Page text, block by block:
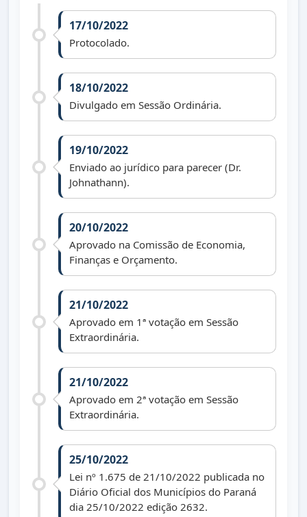
17/10/2022
Protocolado.
18/10/2022
Divulgado em Sessão Ordinária.
19/10/2022
Enviado ao jurídico para parecer (Dr.
Johnathann).
20/10/2022
Aprovado na Comissão de Economia,
Finanças e Orçamento.
21/10/2022
Aprovado em 1ª votação em Sessão
Extraordinária.
21/10/2022
Aprovado em 2ª votação em Sessão
Extraordinária.
25/10/2022
Lei nº 1.675 de 21/10/2022 publicada no
Diário Oficial dos Municípios do Paraná
dia 25/10/2022 edição 2632.